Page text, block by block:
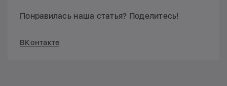
Понравилась наша статья? Поделитесь!
ВКонтакте